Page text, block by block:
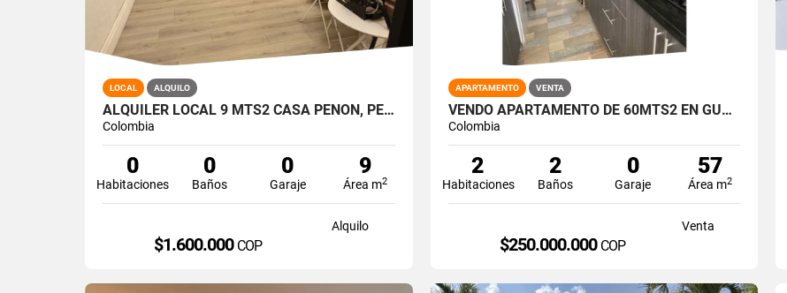
LOCAL ALQUILO
ALQUILER LOCAL 9 MTS2 CASA PEÑON, PEÑON OESTE DE CALI A-166
Colombia
0
Habitaciones
0
Baños
0
Garaje
9
Área m2
Alquilo
$1.600.000 COP
APARTAMENTO VENTA
VENDO APARTAMENTO DE 60MTS2 EN GUABINAS, YUMBO 14748-1
Colombia
2
Habitaciones
2
Baños
0
Garaje
57
Área m2
Venta
$250.000.000 COP